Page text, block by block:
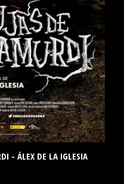
- ÁLEX DE LA IGLESIA